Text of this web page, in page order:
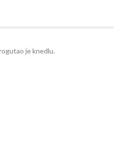
je knedlu.